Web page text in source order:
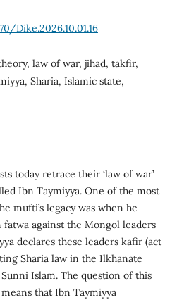
Dike.2026.10.01.16
law of war, jihad, takfir,
Sharia, Islamic state,
today retrace their ‘law of war’
Ibn Taymiyya. One of the most
mufti’s legacy was when he
against the Mongol leaders
declares these leaders kafir (act
Sharia law in the Ilkhanate
Islam. The question of this
that Ibn Taymiyya